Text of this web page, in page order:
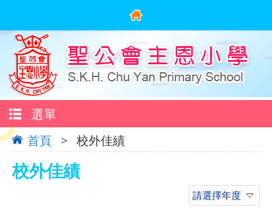
選單
首頁 > 校外佳績
校外佳績
請選擇年度